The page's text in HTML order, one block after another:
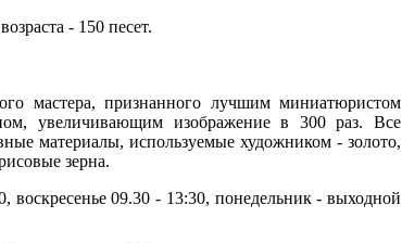
- 150 песет.
мастера, признанного лучшим миниатюристом
увеличивающим изображение в 300 раз. Все
материалы, используемые художником - золото,
зерна.
09.30 - 13:30, понедельник - выходной